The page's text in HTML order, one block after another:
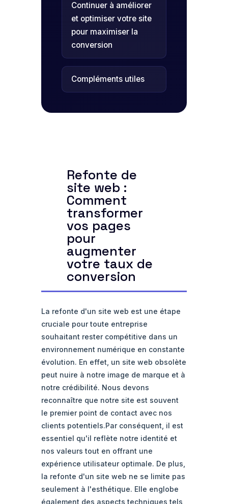
Continuer à améliorer
et optimiser votre site
pour maximiser la
conversion
Compléments utiles
Refonte de
site web :
Comment
transformer
vos pages
pour
augmenter
votre taux de
conversion
La refonte d'un site web est une étape
cruciale pour toute entreprise
souhaitant rester compétitive dans un
environnement numérique en constante
évolution. En effet, un site web obsolète
peut nuire à notre image de marque et à
notre crédibilité. Nous devons
reconnaître que notre site est souvent
le premier point de contact avec nos
clients potentiels.Par conséquent, il est
essentiel qu'il reflète notre identité et
nos valeurs tout en offrant une
expérience utilisateur optimale. De plus,
la refonte d'un site web ne se limite pas
seulement à l'esthétique. Elle englobe
également des aspects techniques tels